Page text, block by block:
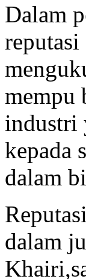
Dalam
mempu
industri
kepada
dalam
dalam